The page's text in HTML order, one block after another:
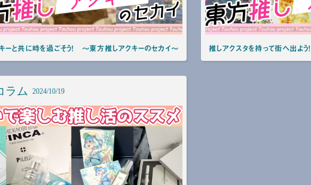
ーと共に時を過ごそう！ ～東方推しアクキーのセカイ～ 推しアクスタを持って街へ出よ
ラム 2024/10/19